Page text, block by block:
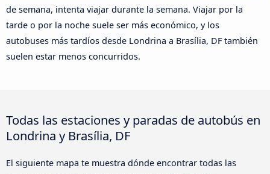
de semana, intenta viajar durante la semana. Viajar por la
tarde o por la noche suele ser más económico, y los
autobuses más tardíos desde Londrina a Brasília, DF también
suelen estar menos concurridos.
Todas las estaciones y paradas de autobús en
Londrina y Brasília, DF
El siguiente mapa te muestra dónde encontrar todas las